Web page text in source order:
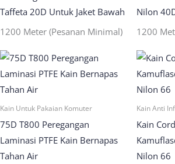
Taffeta 20D Untuk Jaket Bawah
1200 Meter (Pesanan Minimal)
Nilon
1200
Kain Untuk Pakaian Komuter
75D T800 Peregangan
Laminasi PTFE Kain Bernapas
Tahan Air
Kain Anti
Kain
Nilon 66